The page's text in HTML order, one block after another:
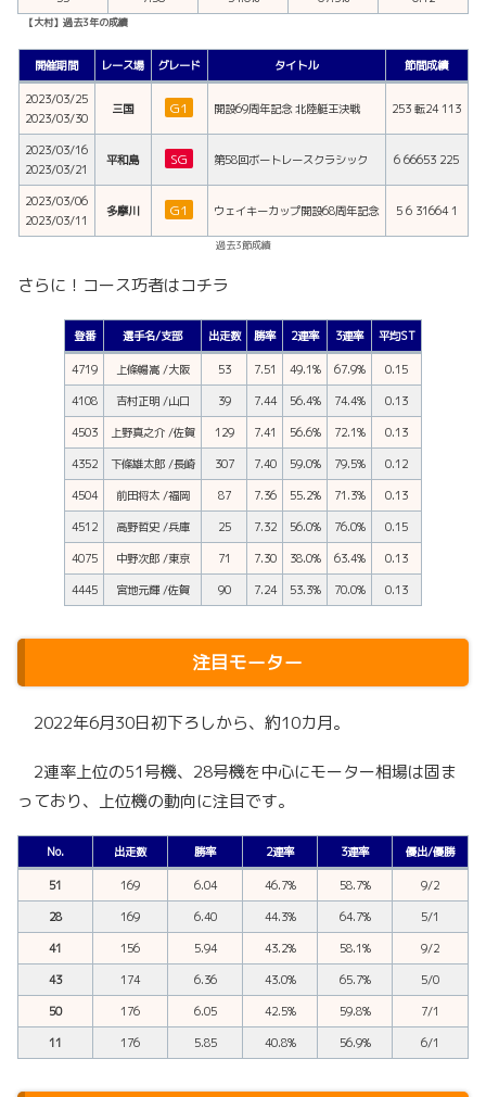
【大村】過去3年の成績
開催期間 レース場 グレード タイトル 節間成績
2023/03/25
2023/03/30
三国 G1 開設69周年記念 北陸艇王決戦 253 転24 113
2023/03/16
2023/03/21
平和島 SG 第58回ボートレースクラシック 6 66653 225
2023/03/06
2023/03/11
多摩川 G1 ウェイキーカップ開設68周年記念 5 6 31664 1
過去3節成績
さらに！コース巧者はコチラ
登番 選手名/支部 出走数 勝率 2連率 3連率 平均ST
4719 上條暢嵩 /大阪 53 7.51 49.1% 67.9% 0.15
4108 吉村正明 /山口 39 7.44 56.4% 74.4% 0.13
4503 上野真之介 /佐賀 129 7.41 56.6% 72.1% 0.13
4352 下條雄太郎 /長崎 307 7.40 59.0% 79.5% 0.12
4504 前田将太 /福岡 87 7.36 55.2% 71.3% 0.13
4512 高野哲史 /兵庫 25 7.32 56.0% 76.0% 0.15
4075 中野次郎 /東京 71 7.30 38.0% 63.4% 0.13
4445 宮地元輝 /佐賀 90 7.24 53.3% 70.0% 0.13
注目モーター
2022年6月30日初下ろしから、約10カ月。
2連率上位の51号機、28号機を中心にモーター相場は固ま
っており、上位機の動向に注目です。
No. 出走数 勝率 2連率 3連率 優出/優勝
51 169 6.04 46.7% 58.7% 9/2
28 169 6.40 44.3% 64.7% 5/1
41 156 5.94 43.2% 58.1% 9/2
43 174 6.36 43.0% 65.7% 5/0
50 176 6.05 42.5% 59.8% 7/1
11 176 5.85 40.8% 56.9% 6/1